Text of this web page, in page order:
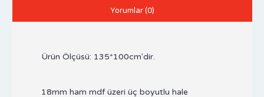
Yorumlar (0)
Ürün Ölçüsü: 135*100cm'dir.
18mm ham mdf üzeri üç boyutlu hale